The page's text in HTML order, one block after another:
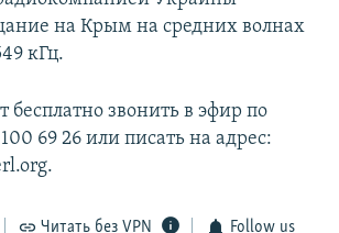
на Крым на средних волнах
кГц.
звонить в эфир по
69 26 или писать на адрес:
Читать без VPN Follow us